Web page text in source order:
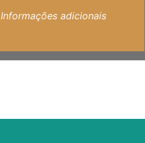
Informações adicionais